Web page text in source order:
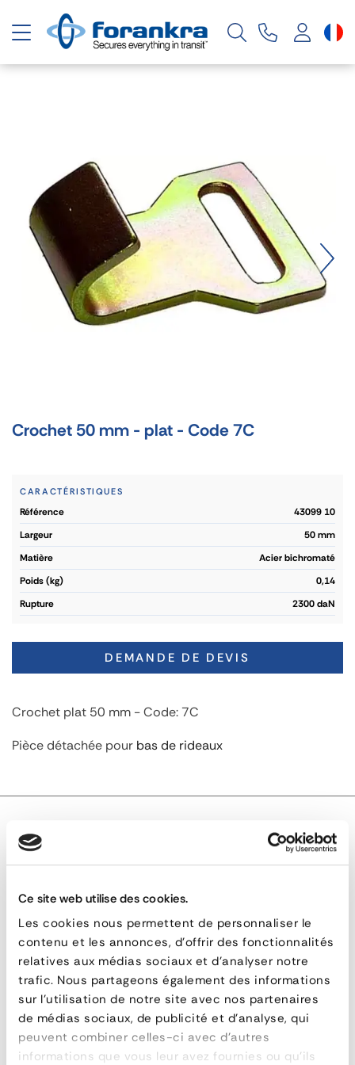
Ce site web utilise des cookies.
Les cookies nous permettent de personnaliser le
contenu et les annonces, d'offrir des fonctionnalités
relatives aux médias sociaux et d'analyser notre
trafic. Nous partageons également des informations
sur l'utilisation de notre site avec nos partenaires
de médias sociaux, de publicité et d'analyse, qui
peuvent combiner celles-ci avec d'autres
informations que vous leur avez fournies ou qu'ils
Basculer la navigation
Crochet 50 mm - plat - Code 7C
CARACTÉRISTIQUES
référence
43099 10
largeur
50 mm
matière
Acier bichromaté
poids (kg)
0,14
rupture
2300 daN
DEMANDE DE DEVIS
Crochet plat 50 mm - Code: 7C
Pièce détachée pour bas de rideaux
DESCRIPTION TECHNIQUE
Le crochet 50 mm - plat - Code 7C est en acier
bichromaté. D'une largeur de 50 mm, sa rupture est de
2300 daN.
Ce dispositif d'
arrimage compose les bas de rideaux.
Crochet
SOLUTIONS
RÉACTIVITÉ &